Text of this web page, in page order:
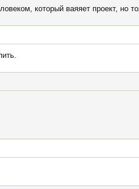
который ваяяет проект, но